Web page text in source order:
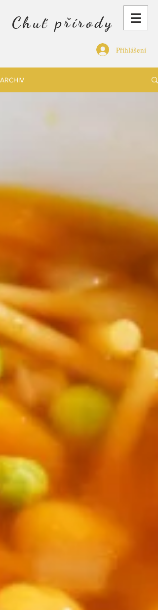
Chuť přírody
Přihlášení
ARCHIV